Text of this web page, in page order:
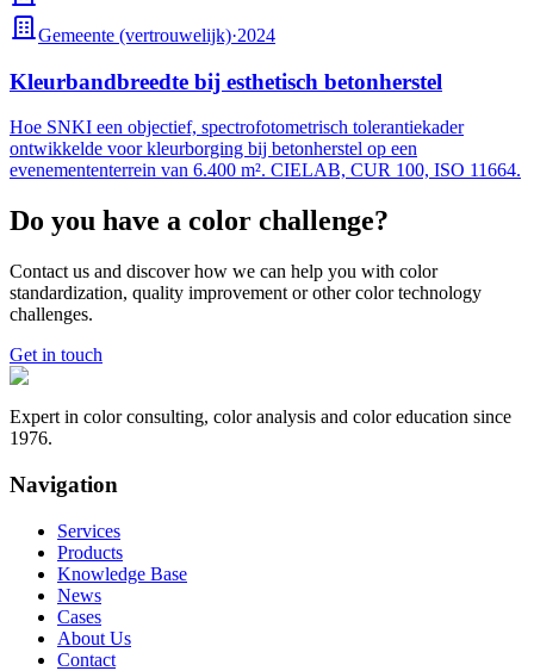
Gemeente (vertrouwelijk)·2024
Kleurbandbreedte bij esthetisch betonherstel
Hoe SNKI een objectief, spectrofotometrisch tolerantiekader
ontwikkelde voor kleurborging bij betonherstel op een
evenemententerrein van 6.400 m². CIELAB, CUR 100, ISO 11664.
Do you have a color challenge?
Contact us and discover how we can help you with color
standardization, quality improvement or other color technology
challenges.
Get in touch
Expert in color consulting, color analysis and color education since
1976.
Navigation
Services
Products
Knowledge Base
News
Cases
About Us
Contact